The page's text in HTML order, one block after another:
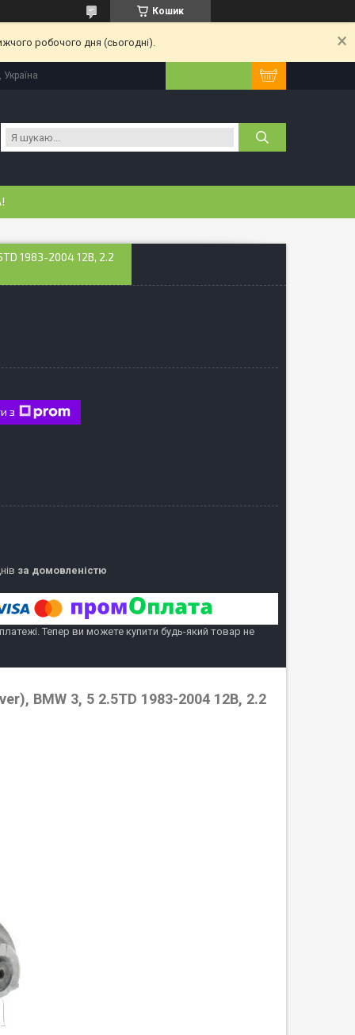
Кошик
робочого дня (сьогодні).
1983-2004 12В, 2.2
з
за домовленістю
Тепер ви можете купити будь-який товар не
BMW 3, 5 2.5TD 1983-2004 12В, 2.2